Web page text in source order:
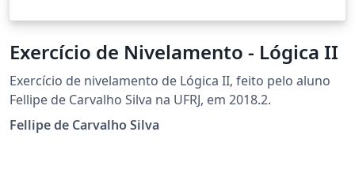
Exercício de Nivelamento - Lógica II
Exercício de nivelamento de Lógica II, feito pelo aluno
Fellipe de Carvalho Silva na UFRJ, em 2018.2.
Fellipe de Carvalho Silva